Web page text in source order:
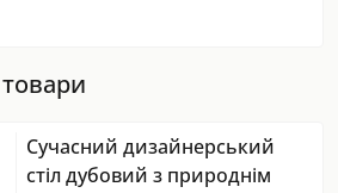
Сучасний дизайнерський
стіл дубовий з природнім